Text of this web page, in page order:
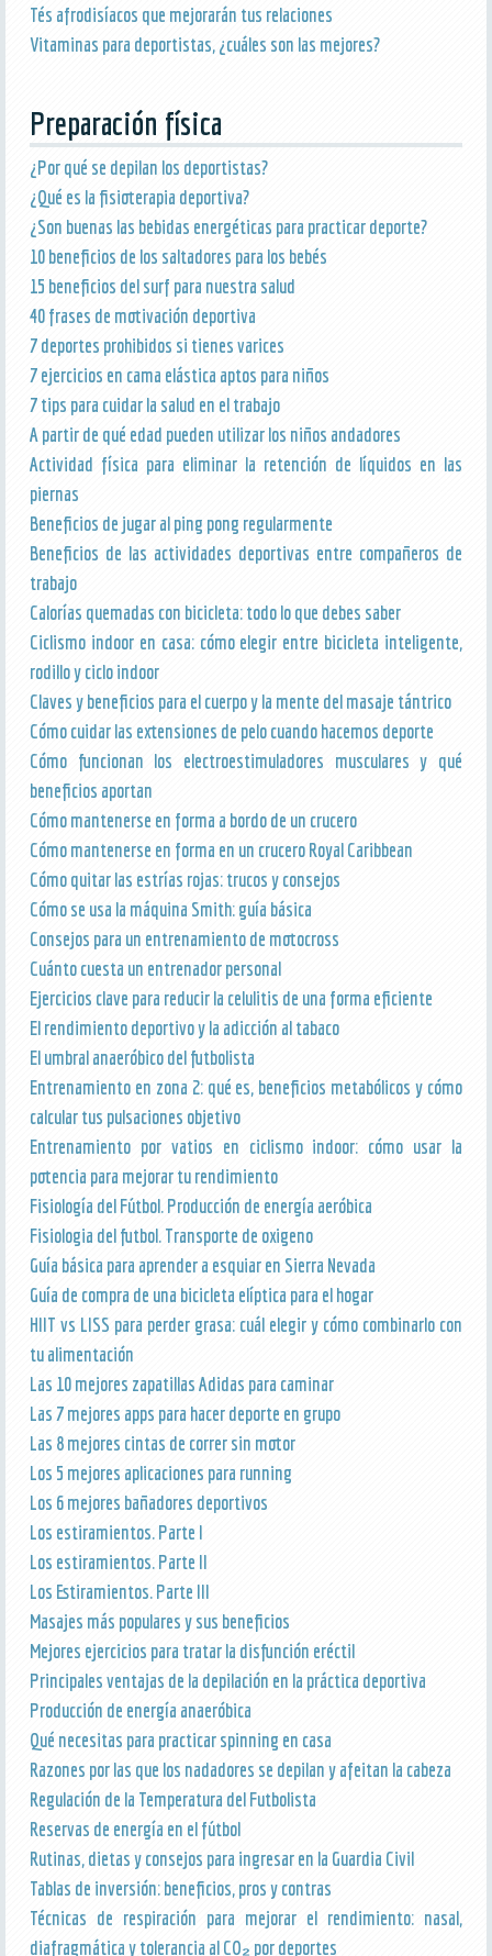
Tés afrodisíacos que mejorarán tus relaciones
Vitaminas para deportistas, ¿cuáles son las mejores?
Preparación física
¿Por qué se depilan los deportistas?
¿Qué es la fisioterapia deportiva?
¿Son buenas las bebidas energéticas para practicar deporte?
10 beneficios de los saltadores para los bebés
15 beneficios del surf para nuestra salud
40 frases de motivación deportiva
7 deportes prohibidos si tienes varices
7 ejercicios en cama elástica aptos para niños
7 tips para cuidar la salud en el trabajo
A partir de qué edad pueden utilizar los niños andadores
Actividad física para eliminar la retención de líquidos en las
piernas
Beneficios de jugar al ping pong regularmente
Beneficios de las actividades deportivas entre compañeros de
trabajo
Calorías quemadas con bicicleta: todo lo que debes saber
Ciclismo indoor en casa: cómo elegir entre bicicleta inteligente,
rodillo y ciclo indoor
Claves y beneficios para el cuerpo y la mente del masaje tántrico
Cómo cuidar las extensiones de pelo cuando hacemos deporte
Cómo funcionan los electroestimuladores musculares y qué
beneficios aportan
Cómo mantenerse en forma a bordo de un crucero
Cómo mantenerse en forma en un crucero Royal Caribbean
Cómo quitar las estrías rojas: trucos y consejos
Cómo se usa la máquina Smith: guía básica
Consejos para un entrenamiento de motocross
Cuánto cuesta un entrenador personal
Ejercicios clave para reducir la celulitis de una forma eficiente
El rendimiento deportivo y la adicción al tabaco
El umbral anaeróbico del futbolista
Entrenamiento en zona 2: qué es, beneficios metabólicos y cómo
calcular tus pulsaciones objetivo
Entrenamiento por vatios en ciclismo indoor: cómo usar la
potencia para mejorar tu rendimiento
Fisiología del Fútbol. Producción de energía aeróbica
Fisiologia del futbol. Transporte de oxigeno
Guía básica para aprender a esquiar en Sierra Nevada
Guía de compra de una bicicleta elíptica para el hogar
HIIT vs LISS para perder grasa: cuál elegir y cómo combinarlo con
tu alimentación
Las 10 mejores zapatillas Adidas para caminar
Las 7 mejores apps para hacer deporte en grupo
Las 8 mejores cintas de correr sin motor
Los 5 mejores aplicaciones para running
Los 6 mejores bañadores deportivos
Los estiramientos. Parte I
Los estiramientos. Parte II
Los Estiramientos. Parte III
Masajes más populares y sus beneficios
Mejores ejercicios para tratar la disfunción eréctil
Principales ventajas de la depilación en la práctica deportiva
Producción de energía anaeróbica
Qué necesitas para practicar spinning en casa
Razones por las que los nadadores se depilan y afeitan la cabeza
Regulación de la Temperatura del Futbolista
Reservas de energía en el fútbol
Rutinas, dietas y consejos para ingresar en la Guardia Civil
Tablas de inversión: beneficios, pros y contras
Técnicas de respiración para mejorar el rendimiento: nasal,
diafragmática y tolerancia al CO₂ por deportes